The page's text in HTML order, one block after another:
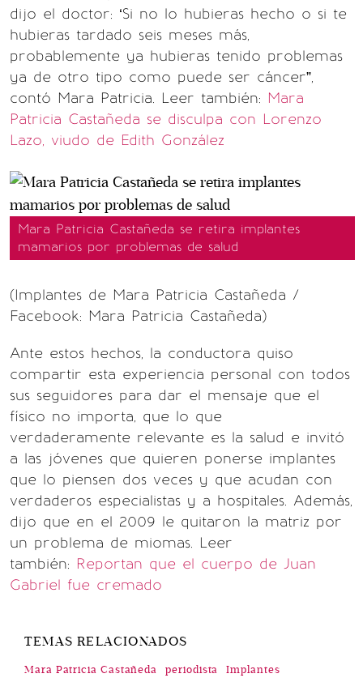
dijo el doctor: ‘Si no lo hubieras hecho o si te
hubieras tardado seis meses más,
probablemente ya hubieras tenido problemas
ya de otro tipo como puede ser cáncer”,
contó Mara Patricia. Leer también: Mara
Patricia Castañeda se disculpa con Lorenzo
Lazo, viudo de Edith González
Mara Patricia Castañeda se retira implantes
mamarios por problemas de salud
(Implantes de Mara Patricia Castañeda /
Facebook: Mara Patricia Castañeda)
Ante estos hechos, la conductora quiso
compartir esta experiencia personal con todos
sus seguidores para dar el mensaje que el
físico no importa, que lo que
verdaderamente relevante es la salud e invitó
a las jóvenes que quieren ponerse implantes
que lo piensen dos veces y que acudan con
verdaderos especialistas y a hospitales. Además,
dijo que en el 2009 le quitaron la matriz por
un problema de miomas. Leer
también: Reportan que el cuerpo de Juan
Gabriel fue cremado
TEMAS RELACIONADOS
Mara Patricia Castañeda periodista Implantes